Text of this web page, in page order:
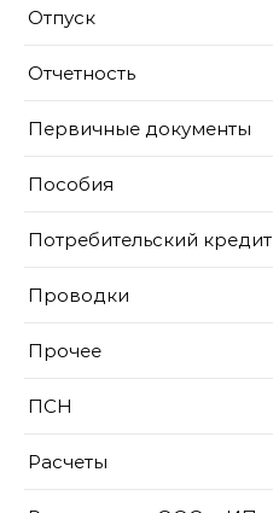
Отпуск
Отчетность
Первичные документы
Пособия
Потребительский кредит
Проводки
Прочее
ПСН
Расчеты